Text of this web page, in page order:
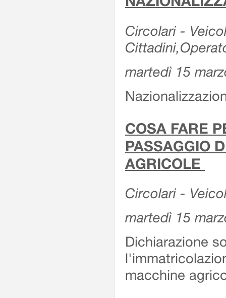
Circolari -
martedì 15
COSA FARE
PASSAGGIO
AGRICOLE
Circolari -
martedì 15
Dichiarazione
macchine